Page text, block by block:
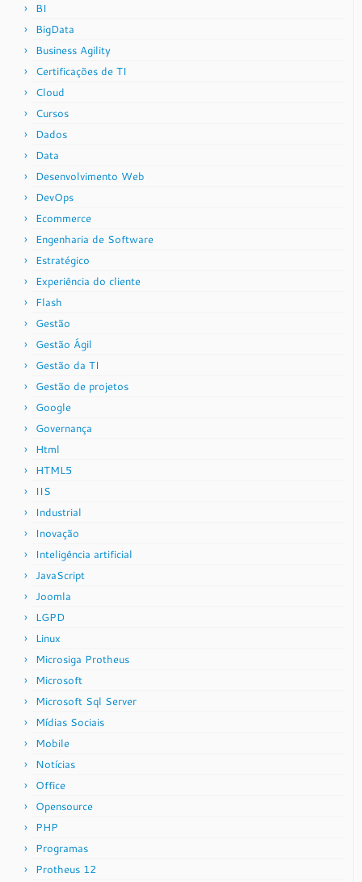
BI
BigData
Business Agility
Certificações de TI
Cloud
Cursos
Dados
Data
Desenvolvimento Web
DevOps
Ecommerce
Engenharia de Software
Estratégico
Experiência do cliente
Flash
Gestão
Gestão Ágil
Gestão da TI
Gestão de projetos
Google
Governança
Html
HTML5
IIS
Industrial
Inovação
Inteligência artificial
JavaScript
Joomla
LGPD
Linux
Microsiga Protheus
Microsoft
Microsoft Sql Server
Mídias Sociais
Mobile
Notícias
Office
Opensource
PHP
Programas
Protheus 12